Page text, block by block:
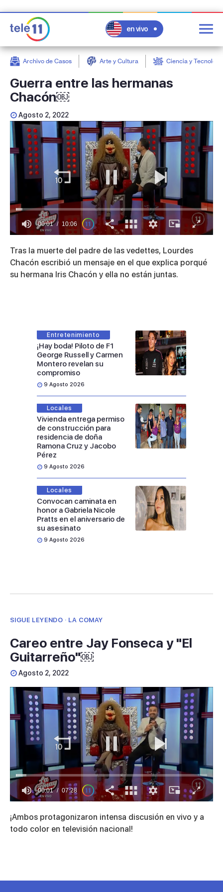
en vivo
Archivo de Casos Arte y Cultura Ciencia y
Guerra entre las hermanas
Chacón￼
Agosto 2, 2022
of
10
minutes,
seconds
00:01 10:06
Tras la muerte del padre de las vedettes, Lourdes
Chacón escribió un mensaje en el que explica porqué
su hermana Iris Chacón y ella no están juntas.
Entretenimiento
¡Hay boda! Piloto de F1
George Russell y Carmen
Montero revelan su
compromiso
9 Agosto 2026
Locales
Vivienda entrega permiso
de construcción para
residencia de doña
Ramona Cruz y Jacobo
Pérez
9 Agosto 2026
Locales
Convocan caminata en
honor a Gabriela Nicole
Pratts en el aniversario de
su asesinato
9 Agosto 2026
SIGUE LEYENDO · LA COMAY
Careo entre Jay Fonseca y "El
Guitarreño"￼
Agosto 2, 2022
seconds
of
7
00:01 07:28
¡Ambos protagonizaron intensa discusión en vivo y a
todo color en televisión nacional!
post